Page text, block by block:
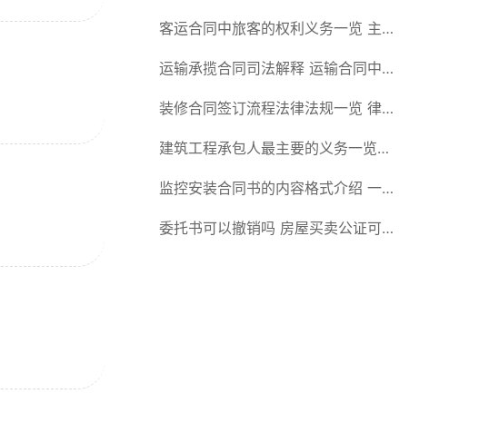
客运合同中旅客的权利义务一览 主
要包括这些内容
运输承揽合同司法解释 运输合同中
承运人的义务有哪些
装修合同签订流程法律法规一览 律
师解答
建筑工程承包人最主要的义务一览
承包合同内容介绍
监控安装合同书的内容格式介绍 一
般包括这些条款
委托书可以撤销吗 房屋买卖公证可